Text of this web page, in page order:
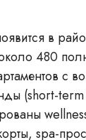
в
480
с
(short-
spa-